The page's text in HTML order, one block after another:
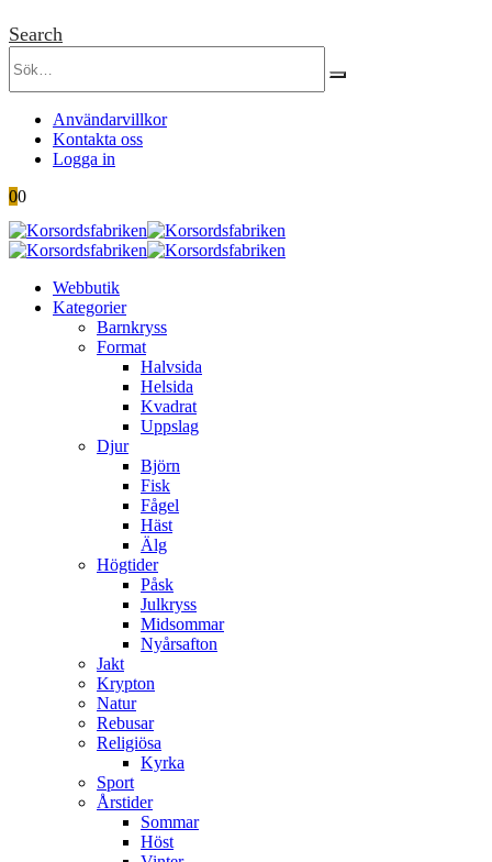
Search
Användarvillkor
Kontakta oss
Logga in
00
Webbutik
Kategorier
Barnkryss
Format
Halvsida
Helsida
Kvadrat
Uppslag
Djur
Björn
Fisk
Fågel
Häst
Älg
Högtider
Påsk
Julkryss
Midsommar
Nyårsafton
Jakt
Krypton
Natur
Rebusar
Religiösa
Kyrka
Sport
Årstider
Sommar
Höst